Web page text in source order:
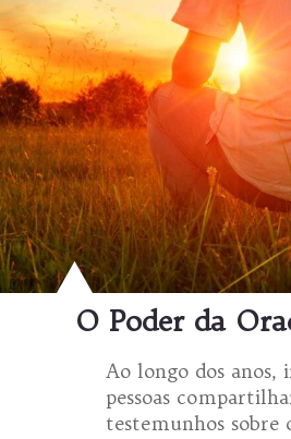
O Poder da
Ao longo dos anos,
pessoas
testemunhos sobre